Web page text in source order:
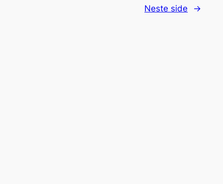
Neste side →